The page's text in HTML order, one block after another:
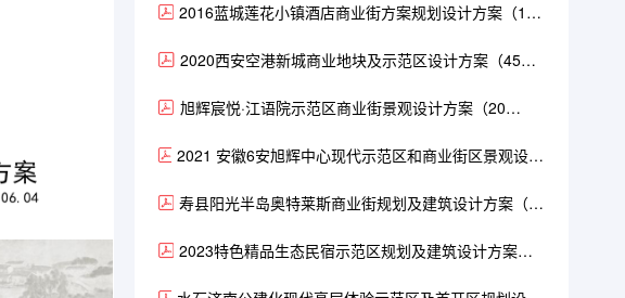
2016蓝城莲花小镇酒店商业街方案规划设计方案（143
2020西安空港新城商业地块及示范区设计方案（45
旭辉宸悦·江语院示范区商业街景观设计方案（20
2021 安徽6安旭辉中心现代示范区和商业街区景观设计
寿县阳光半岛奥特莱斯商业街规划及建筑设计方案（63
2023特色精品生态民宿示范区规划及建筑设计方案